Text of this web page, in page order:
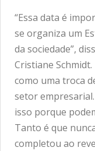
“Essa data é
se organiza um
da sociedade”,
Cristiane
como uma troca
setor
isso porque
Tanto é que
completou ao